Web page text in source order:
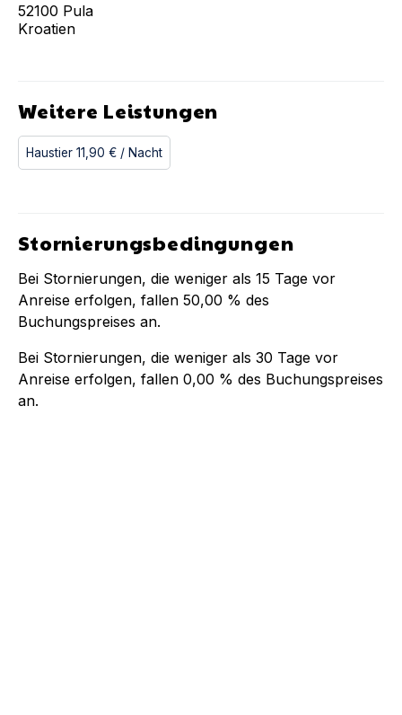
52100 Pula
Kroatien
Weitere Leistungen
Haustier 11,90 € / Nacht
Stornierungsbedingungen
Bei Stornierungen, die weniger als 15 Tage vor
Anreise erfolgen, fallen 50,00 % des
Buchungspreises an.
Bei Stornierungen, die weniger als 30 Tage vor
Anreise erfolgen, fallen 0,00 % des Buchungspreises
an.